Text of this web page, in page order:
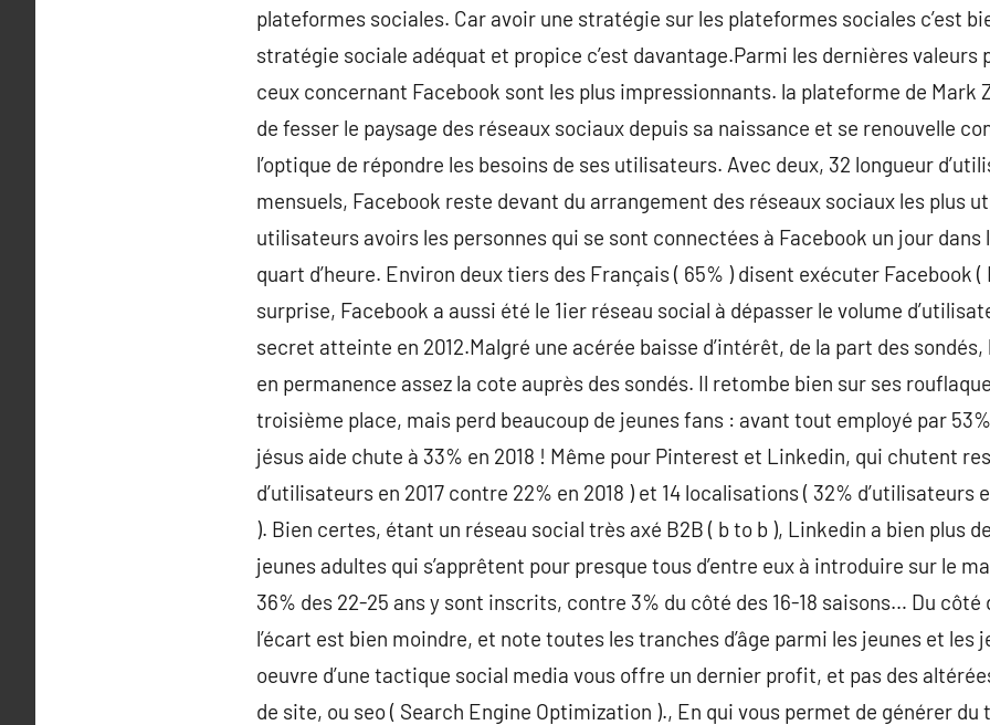
plateformes sociales. Car avoir une stratégie sur les plateformes sociales c’est
stratégie sociale adéquat et propice c’est davantage.Parmi les dernières valeurs
ceux concernant Facebook sont les plus impressionnants. la plateforme de Mark
de fesser le paysage des réseaux sociaux depuis sa naissance et se renouvelle
l’optique de répondre les besoins de ses utilisateurs. Avec deux, 32 longueur
mensuels, Facebook reste devant du arrangement des réseaux sociaux les plus
utilisateurs avoirs les personnes qui se sont connectées à Facebook un jour
quart d’heure. Environ deux tiers des Français ( 65% ) disent exécuter Facebook (
surprise, Facebook a aussi été le 1ier réseau social à dépasser le volume
secret atteinte en 2012.Malgré une acérée baisse d’intérêt, de la part des
en permanence assez la cote auprès des sondés. Il retombe bien sur ses
troisième place, mais perd beaucoup de jeunes fans : avant tout employé par
jésus aide chute à 33% en 2018 ! Même pour Pinterest et Linkedin, qui chutent
d’utilisateurs en 2017 contre 22% en 2018 ) et 14 localisations ( 32% d’utilisateurs
). Bien certes, étant un réseau social très axé B2B ( b to b ), Linkedin a bien plus
jeunes adultes qui s’apprêtent pour presque tous d’entre eux à introduire sur le
36% des 22-25 ans y sont inscrits, contre 3% du côté des 16-18 saisons… Du
l’écart est bien moindre, et note toutes les tranches d’âge parmi les jeunes et les
oeuvre d’une tactique social media vous offre un dernier profit, et pas des
de site, ou seo ( Search Engine Optimization )., En qui vous permet de générer du